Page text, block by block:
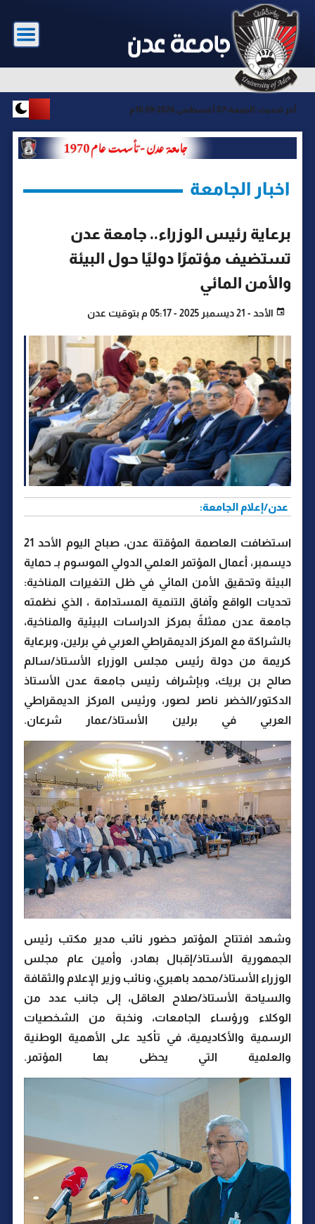
آخر تحديث : الجمعة-07 أغسطس 2026-10:59م
اخبار الجامعة
برعاية رئيس الوزراء.. جامعة عدن
تستضيف مؤتمرًا دوليًا حول البيئة
والأمن المائي
الأحد - 21 ديسمبر 2025 - 05:17 م بتوقيت عدن
عدن/إعلام الجامعة:
استضافت العاصمة المؤقتة عدن، صباح اليوم الأحد 21
ديسمبر، أعمال المؤتمر العلمي الدولي الموسوم بـ حماية
البيئة وتحقيق الأمن المائي في ظل التغيرات المناخية:
تحديات الواقع وآفاق التنمية المستدامة ، الذي نظمته
جامعة عدن ممثلةً بمركز الدراسات البيئية والمناخية،
بالشراكة مع المركز الديمقراطي العربي في برلين، وبرعاية
كريمة من دولة رئيس مجلس الوزراء الأستاذ/سالم
صالح بن بريك، وبإشراف رئيس جامعة عدن الأستاذ
الدكتور/الخضر ناصر لصور، ورئيس المركز الديمقراطي
العربي في برلين الأستاذ/عمار شرعان.
وشهد افتتاح المؤتمر حضور نائب مدير مكتب رئيس
الجمهورية الأستاذ/إقبال بهادر، وأمين عام مجلس
الوزراء الأستاذ/محمد باهبري، ونائب وزير الإعلام والثقافة
والسياحة الأستاذ/صلاح العاقل، إلى جانب عدد من
الوكلاء ورؤساء الجامعات، ونخبة من الشخصيات
الرسمية والأكاديمية، في تأكيد على الأهمية الوطنية
والعلمية التي يحظى بها المؤتمر.